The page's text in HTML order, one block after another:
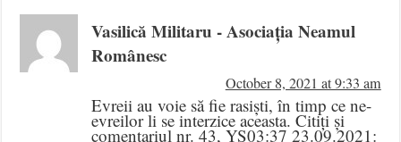
Vasilică Militaru - Asociația Neamul
Românesc
October 8, 2021 at 9:33 am
Evreii au voie să fie rasiști, în timp ce ne-
evreilor li se interzice aceasta. Citiți și
comentariul nr. 43, YS03:37 23.09.2021: